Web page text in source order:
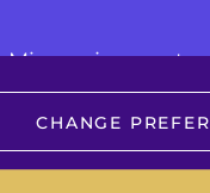
Mises a jour
CHANGE